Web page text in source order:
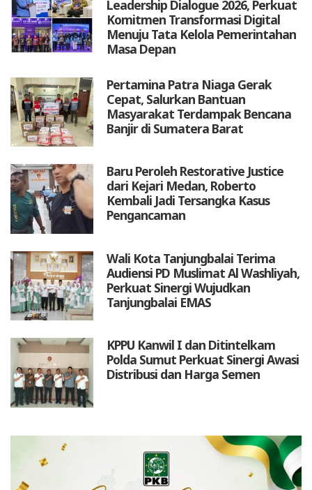
Leadership Dialogue 2026, Perkuat
Komitmen Transformasi Digital
Menuju Tata Kelola Pemerintahan
Masa Depan
Pertamina Patra Niaga Gerak
Cepat, Salurkan Bantuan
Masyarakat Terdampak Bencana
Banjir di Sumatera Barat
Baru Peroleh Restorative Justice
dari Kejari Medan, Roberto
Kembali Jadi Tersangka Kasus
Pengancaman
Wali Kota Tanjungbalai Terima
Audiensi PD Muslimat Al Washliyah,
Perkuat Sinergi Wujudkan
Tanjungbalai EMAS
KPPU Kanwil I dan Ditintelkam
Polda Sumut Perkuat Sinergi Awasi
Distribusi dan Harga Semen